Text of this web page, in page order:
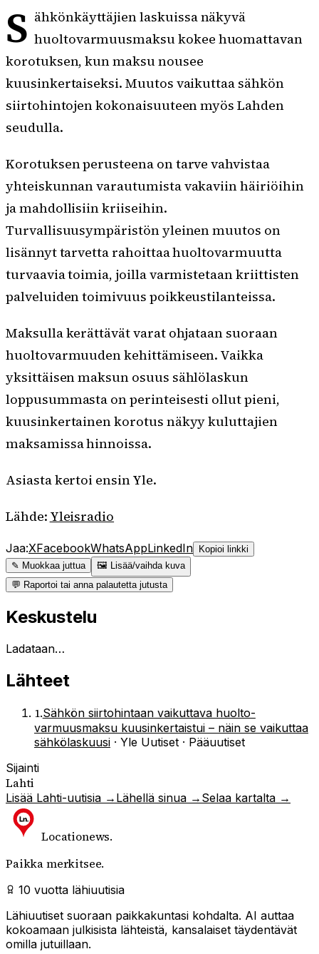
S ähkönkäyttäjien laskuissa näkyvä
huoltovarmuusmaksu kokee huomattavan
korotuksen, kun maksu nousee
kuusinkertaiseksi. Muutos vaikuttaa sähkön
siirtohintojen kokonaisuuteen myös Lahden
seudulla.
Korotuksen perusteena on tarve vahvistaa
yhteiskunnan varautumista vakaviin häiriöihin
ja mahdollisiin kriiseihin.
Turvallisuusympäristön yleinen muutos on
lisännyt tarvetta rahoittaa huoltovarmuutta
turvaavia toimia, joilla varmistetaan kriittisten
palveluiden toimivuus poikkeustilanteissa.
Maksulla kerättävät varat ohjataan suoraan
huoltovarmuuden kehittämiseen. Vaikka
yksittäisen maksun osuus sählölaskun
loppusummasta on perinteisesti ollut pieni,
kuusinkertainen korotus näkyy kuluttajien
maksamissa hinnoissa.
Asiasta kertoi ensin Yle.
Lähde: Yleisradio
Jaa:XFacebookWhatsAppLinkedIn
Kopioi linkki
✎ Muokkaa juttua
🖼 Lisää/vaihda kuva
💬 Raportoi tai anna palautetta jutusta
Keskustelu
Ladataan…
Lähteet
1.Sähkön siirtohintaan vaikuttava huolto­
varmuusmaksu kuusin­kertaistui – näin se vaikuttaa
sähkölaskuusi · Yle Uutiset · Pääuutiset
Sijainti
Lahti
Lisää Lahti-uutisia → Lähellä sinua → Selaa kartalta →
Locationews.
Paikka merkitsee.
10 vuotta lähiuutisia
Lähiuutiset suoraan paikkakuntasi kohdalta. AI auttaa
kokoamaan julkisista lähteistä, kansalaiset täydentävät
omilla jutuillaan.